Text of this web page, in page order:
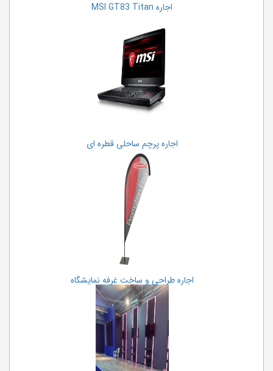
اجاره MSI GT83 Titan
اجاره پرچم ساحلی قطره ای
اجاره طراحی و ساخت غرفه نمایشگاه